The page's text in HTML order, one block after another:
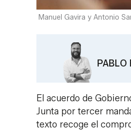
Manuel Gavira y Antonio
PABLO
El acuerdo de
Junta por tercer
texto recoge el